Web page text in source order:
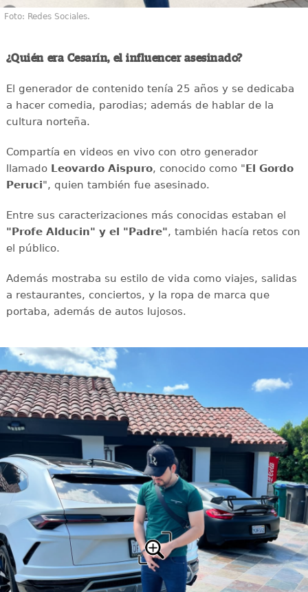
Foto: Redes Sociales.
¿Quién era Cesarín, el influencer asesinado?
El generador de contenido tenía 25 años y se dedicaba
a hacer comedia, parodias; además de hablar de la
cultura norteña.
Compartía en videos en vivo con otro generador
llamadoLeovardo Aispuro, conocido como "El Gordo
Peruci", quien también fue asesinado.
Entre sus caracterizaciones más conocidas estaban el
"Profe Alducin" y el "Padre", también hacía retos con
el público.
Además mostraba su estilo de vida como viajes, salidas
a restaurantes, conciertos, y la ropa de marca que
portaba, además de autos lujosos.